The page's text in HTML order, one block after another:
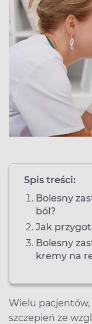
Spis treści:
Bolesny
ból?
Jak
Bolesny
kremy na
Wielu pacjentów,
szczepień ze